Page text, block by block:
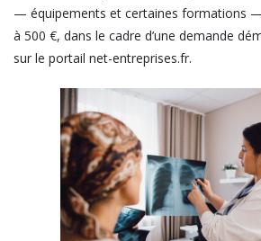
— équipements et certaines formations
à 500 €, dans le cadre d’une demande
sur le portail net-entreprises.fr.